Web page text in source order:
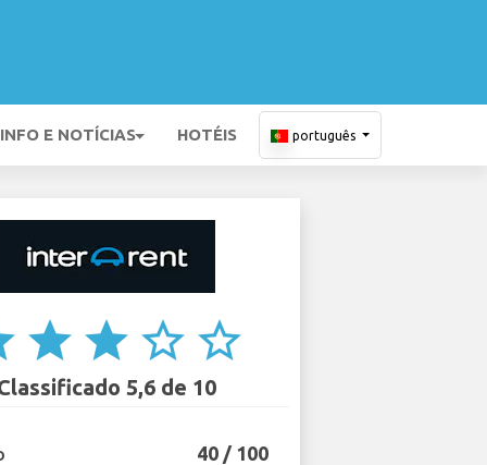
INFO E NOTÍCIAS HOTÉIS português
star star star_border star_border
5,6 de 10
40 / 100